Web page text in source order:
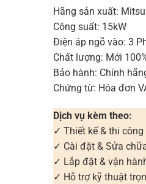
Hãng sản xuất:
Công suất: 15kW
Điện áp ngõ vào: 3
Chất lượng: Mới
Bảo hành: Chính
Chứng từ: Hóa đơn
Dịch vụ kèm theo:
✓ Thiết kế & thi
✓ Cài đặt & Sửa
✓ Lắp đặt & vận
✓ Hỗ trợ kỹ thuật